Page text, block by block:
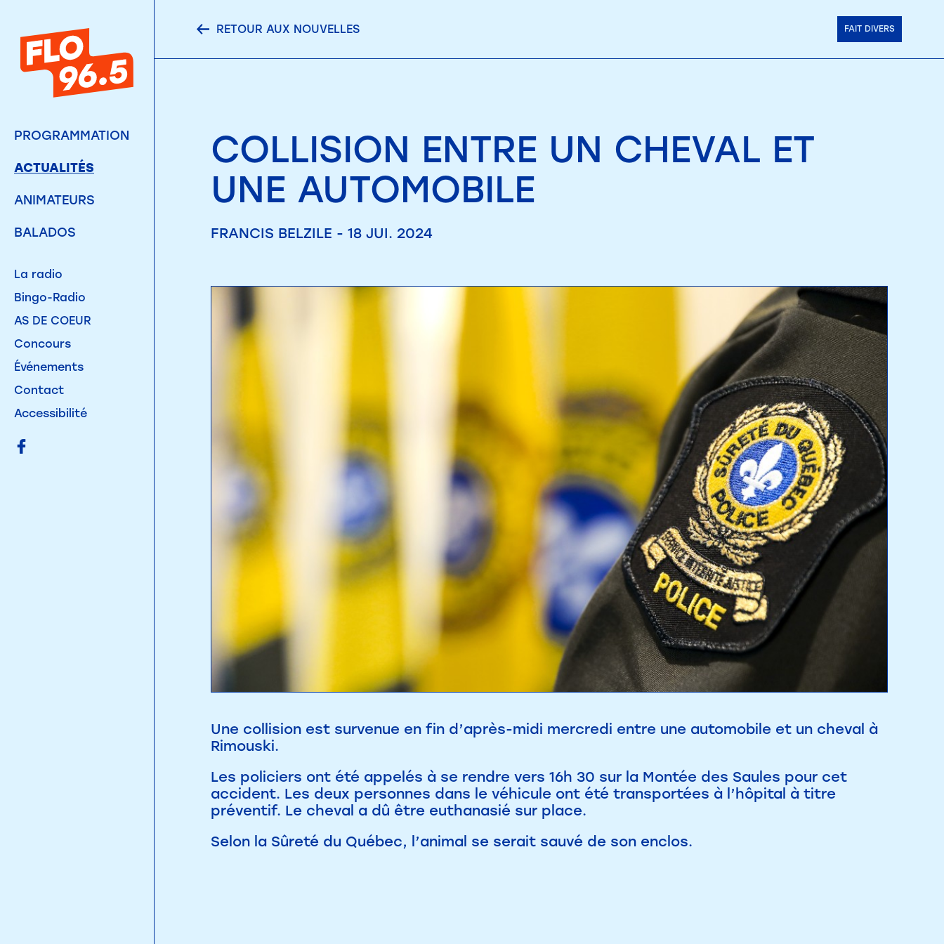
PROGRAMMATION
ACTUALITÉS
ANIMATEURS
BALADOS
La radio
Bingo-Radio
AS DE COEUR
Concours
Événements
Contact
Accessibilité
RETOUR AUX NOUVELLES FAIT DIVERS
COLLISION ENTRE UN CHEVAL ET
UNE AUTOMOBILE
FRANCIS BELZILE - 18 JUI. 2024
Une collision est survenue en fin d’après-midi mercredi entre une automobile et un cheval à
Rimouski.
Les policiers ont été appelés à se rendre vers 16h 30 sur la Montée des Saules pour cet
accident. Les deux personnes dans le véhicule ont été transportées à l’hôpital à titre
préventif. Le cheval a dû être euthanasié sur place.
Selon la Sûreté du Québec, l’animal se serait sauvé de son enclos.